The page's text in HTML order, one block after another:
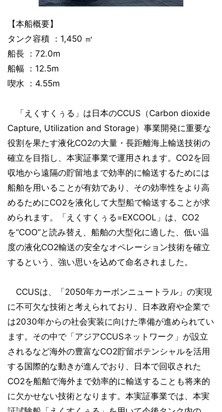
【本船概要】
タンク容積 ：1,450 ㎥
船長 ：72.0m
船幅 ：12.5m
喫水 ：4.55m
「えくすくぅる」は日本のCCUS（Carbon dioxide
Capture, Utilization and Storage）事業開発に重要な
役割を果たす液化CO2の大量・長距離海上輸送技術の
確立を目指し、本実証事業で運用されます。CO2を回
収地から遠隔の貯留地まで効率的に輸送するためには
船舶を用いることが有効であり、その効率性をより高
めるためにCO2を液化して大型船で輸送することが求
められます。「えくすくぅる=EXCOOL」は、CO2
を”COO”と読み替え、船舶の大型化に適した、低い温
度の液化CO2輸送の安全なオペレーション技術を確立
するという、強い思いを込めて命名されました。
CCUSは、「2050年カーボンニュートラル」の実現
に不可欠な技術と考えられており、日本政府や企業で
は2030年からの社会実装に向けた準備が進められてい
ます。その中で「アジアCCUSネットワーク」が設立
されるなど海外の豊富なCO2貯留ポテンシャルを活用
する国際的な動きが進んでおり、日本で回収された
CO2を船舶で海外まで効率的に輸送することも将来的
に欠かせない技術となります。本実証事業では、本実